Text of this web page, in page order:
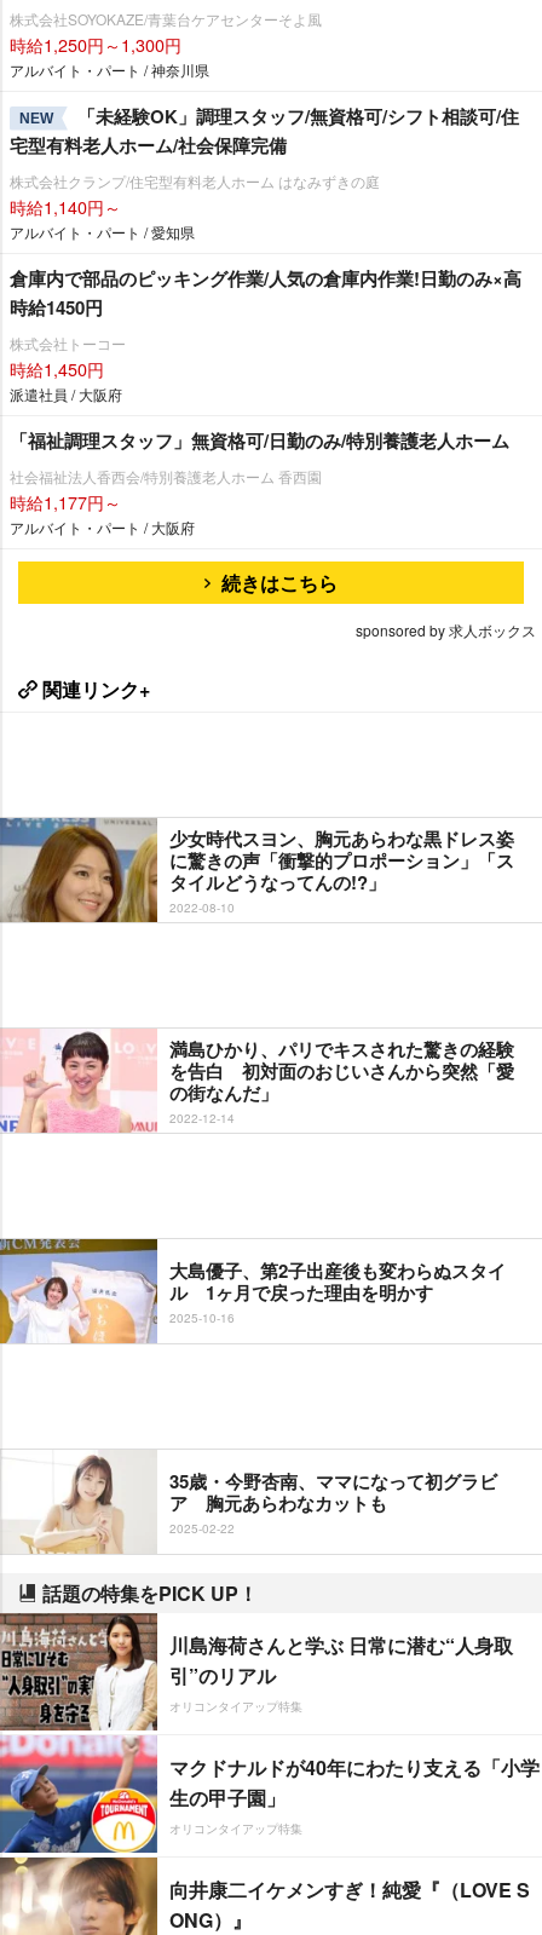
株式会社SOYOKAZE/青葉台ケアセンターそよ風
時給1,250円～1,300円
アルバイト・パート / 神奈川県
NEW
「未経験OK」調理スタッフ/無資格可/シフト相談可/住
宅型有料老人ホーム/社会保障完備
株式会社クランプ/住宅型有料老人ホーム はなみずきの庭
時給1,140円～
アルバイト・パート / 愛知県
倉庫内で部品のピッキング作業/人気の倉庫内作業!日勤のみ×高
時給1450円
株式会社トーコー
時給1,450円
派遣社員 / 大阪府
「福祉調理スタッフ」無資格可/日勤のみ/特別養護老人ホーム
社会福祉法人香西会/特別養護老人ホーム 香西園
時給1,177円～
アルバイト・パート / 大阪府
続きはこちら
sponsored by 求人ボックス
関連リンク+
少女時代スヨン、胸元あらわな黒ドレス姿
に驚きの声「衝撃的プロポーション」「ス
タイルどうなってんの!?」
2022-08-10
満島ひかり、パリでキスされた驚きの経験
を告白 初対面のおじいさんから突然「愛
の街なんだ」
2022-12-14
大島優子、第2子出産後も変わらぬスタイ
ル 1ヶ月で戻った理由を明かす
2025-10-16
35歳・今野杏南、ママになって初グラビ
ア 胸元あらわなカットも
2025-02-22
話題の特集をPICK UP！
川島海荷さんと学ぶ 日常に潜む“人身取
引”のリアル
オリコンタイアップ特集
マクドナルドが40年にわたり支える「小学
生の甲子園」
オリコンタイアップ特集
向井康二イケメンすぎ！純愛『（LOVE S
ONG）』